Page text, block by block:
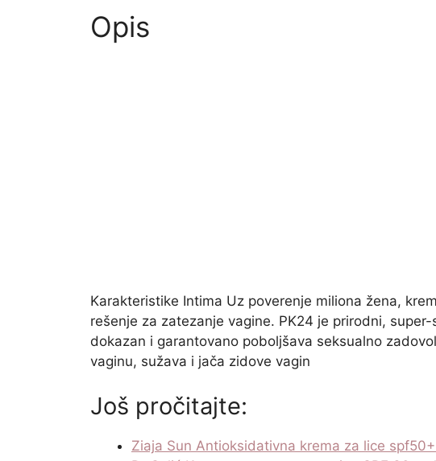
Opis
Karakteristike Intima Uz poverenje miliona žena,
rešenje za zatezanje vagine. PK24 je prirodni,
dokazan i garantovano poboljšava seksualno
vaginu, sužava i jača zidove vagin
Još pročitajte:
Ziaja Sun Antioksidativna krema za lice